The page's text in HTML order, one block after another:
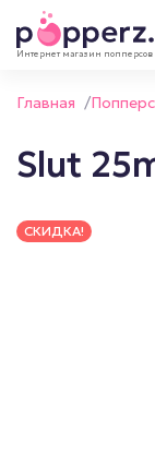
Интернет магазин попперсов
Главная /
Slut
СКИДКА!